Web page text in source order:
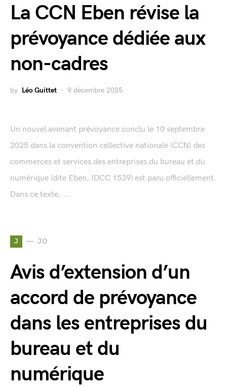
La CCN Eben révise la
prévoyance dédiée aux
non-cadres
by Léo Guittet 9 décembre 2025
Un nouvel avenant prévoyance conclu le 10 septembre
2025 dans la convention collective nationale (CCN) des
commerces et services des entreprises du bureau et du
numérique (dite Eben, IDCC 1539) est paru officiellement.
Dans ce texte, ...
J JO
Avis d’extension d’un
accord de prévoyance
dans les entreprises du
bureau et du
numérique